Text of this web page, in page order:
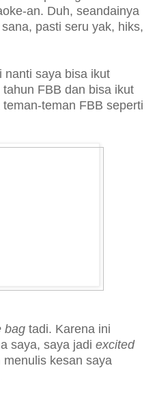
an. Duh, seandainya
pasti seru yak, hiks,
nanti saya bisa ikut
FBB dan bisa ikut
teman FBB seperti
bag tadi. Karena ini
saya, saya jadi excited
kesan saya